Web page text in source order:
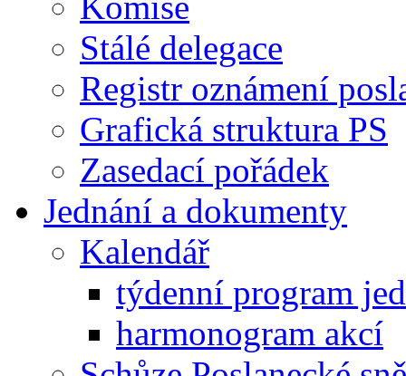
Stálé delegace
Registr oznámení
Grafická struktura PS
Zasedací pořádek
Jednání a dokumenty
Kalendář
týdenní program
harmonogram akcí